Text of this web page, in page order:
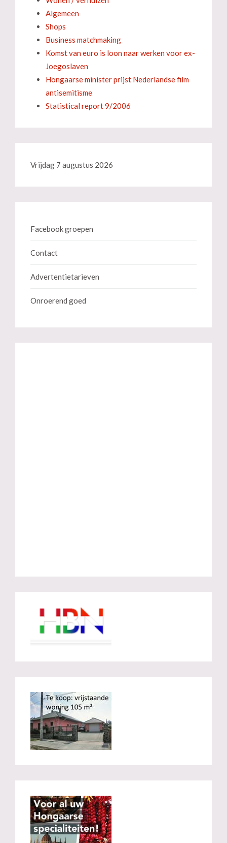
Algemeen
Shops
Business matchmaking
Komst van euro is loon naar werken voor ex-
Joegoslaven
Hongaarse minister prijst Nederlandse film
antisemitisme
Statistical report 9/2006
Vrijdag 7 augustus 2026
Facebook groepen
Contact
Advertentietarieven
Onroerend goed